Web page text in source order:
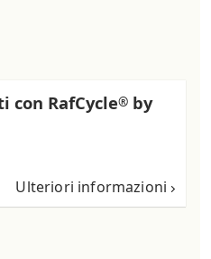
con RafCycle® by
Ulteriori informazioni